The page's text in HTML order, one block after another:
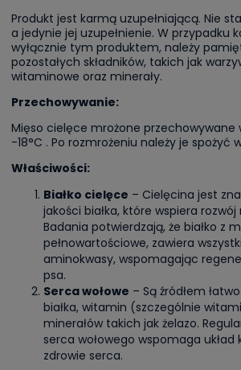
Produkt jest karmą uzupełniającą. Nie
a jedynie jej uzupełnienie. W przypadku
wyłącznie tym produktem, należy
pozostałych składników, takich jak
witaminowe oraz minerały.
Przechowywanie:
Mięso cielęce mrożone
-18°C . Po rozmrożeniu należy je spożyć
Właściwości:
Białko cielęce – Cielęcina jest
jakości białka, które wspiera
Badania potwierdzają, że białko z
pełnowartościowe, zawiera
aminokwasy, wspomagając
psa.
Serca wołowe – Są źródłem
białka, witamin (szczególnie
minerałów takich jak żelazo.
serca wołowego wspomaga układ
zdrowie serca.